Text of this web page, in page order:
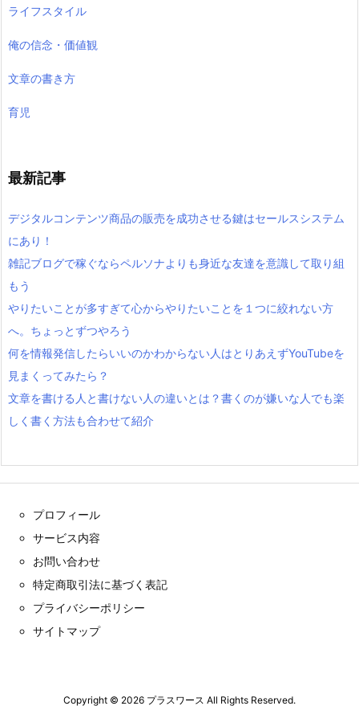
ライフスタイル
俺の信念・価値観
文章の書き方
育児
最新記事
デジタルコンテンツ商品の販売を成功させる鍵はセールスシステム
にあり！
雑記ブログで稼ぐならペルソナよりも身近な友達を意識して取り組
もう
やりたいことが多すぎて心からやりたいことを１つに絞れない方
へ。ちょっとずつやろう
何を情報発信したらいいのかわからない人はとりあえずYouTubeを
見まくってみたら？
文章を書ける人と書けない人の違いとは？書くのが嫌いな人でも楽
しく書く方法も合わせて紹介
プロフィール
サービス内容
お問い合わせ
特定商取引法に基づく表記
プライバシーポリシー
サイトマップ
Copyright © 2026 プラスワース All Rights Reserved.